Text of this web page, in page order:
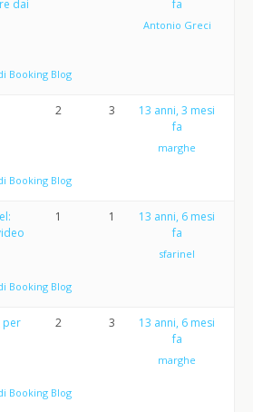
dai
Booking Blog
fa
Antonio Greci
Booking Blog
2 3
13 anni, 3 mesi
fa
marghe
Booking Blog
1 1
13 anni, 6 mesi
fa
sfarinel
per
Booking Blog
2 3
13 anni, 6 mesi
fa
marghe